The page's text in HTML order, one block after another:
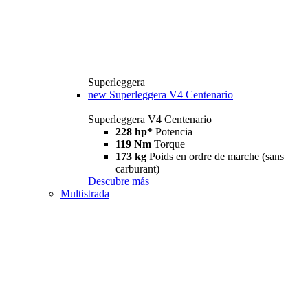
Superleggera
new Superleggera V4 Centenario
Superleggera V4 Centenario
228 hp* Potencia
119 Nm Torque
173 kg Poids en ordre de marche (sans
carburant)
Descubre más
Multistrada